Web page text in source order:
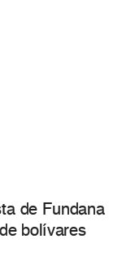
de Fundana
bolívares